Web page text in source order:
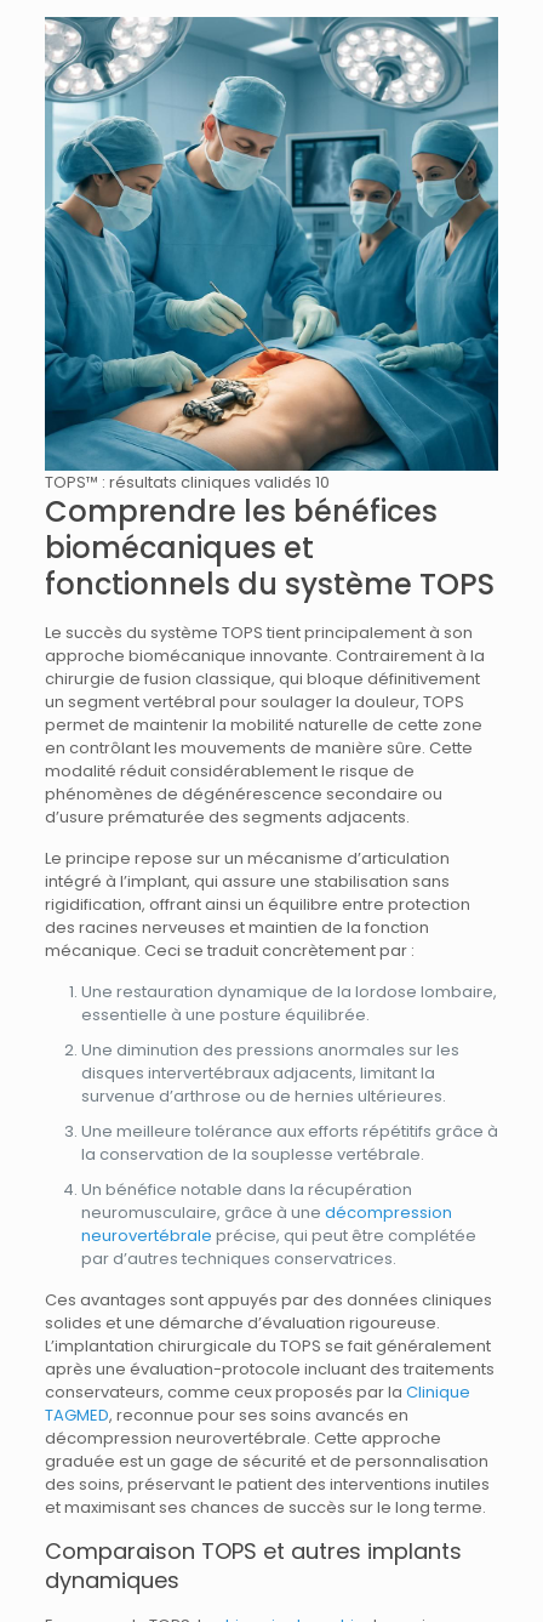
TOPS™ : résultats cliniques validés 10
Comprendre les bénéfices
biomécaniques et
fonctionnels du système TOPS
Le succès du système TOPS tient principalement à son
approche biomécanique innovante. Contrairement à la
chirurgie de fusion classique, qui bloque définitivement
un segment vertébral pour soulager la douleur, TOPS
permet de maintenir la mobilité naturelle de cette zone
en contrôlant les mouvements de manière sûre. Cette
modalité réduit considérablement le risque de
phénomènes de dégénérescence secondaire ou
d’usure prématurée des segments adjacents.
Le principe repose sur un mécanisme d’articulation
intégré à l’implant, qui assure une stabilisation sans
rigidification, offrant ainsi un équilibre entre protection
des racines nerveuses et maintien de la fonction
mécanique. Ceci se traduit concrètement par :
Une restauration dynamique de la lordose lombaire,
essentielle à une posture équilibrée.
Une diminution des pressions anormales sur les
disques intervertébraux adjacents, limitant la
survenue d’arthrose ou de hernies ultérieures.
Une meilleure tolérance aux efforts répétitifs grâce à
la conservation de la souplesse vertébrale.
Un bénéfice notable dans la récupération
neuromusculaire, grâce à une décompression
neurovertébrale précise, qui peut être complétée
par d’autres techniques conservatrices.
Ces avantages sont appuyés par des données cliniques
solides et une démarche d’évaluation rigoureuse.
L’implantation chirurgicale du TOPS se fait généralement
après une évaluation-protocole incluant des traitements
conservateurs, comme ceux proposés par la Clinique
TAGMED, reconnue pour ses soins avancés en
décompression neurovertébrale. Cette approche
graduée est un gage de sécurité et de personnalisation
des soins, préservant le patient des interventions inutiles
et maximisant ses chances de succès sur le long terme.
Comparaison TOPS et autres implants
dynamiques